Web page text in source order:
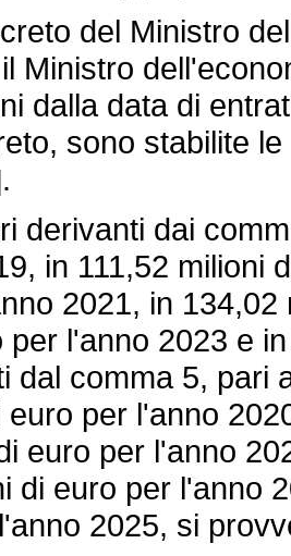
del Ministro
Ministro
dalla data di
sono stabilite
.
dai
in 111,52 milioni
2021, in
per l'anno 2023 e
dal comma 5, pari
euro per l'anno
euro per l'anno
di euro per l'anno
2025, si